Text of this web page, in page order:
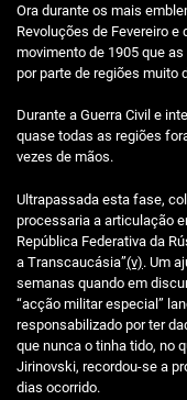
Ora durante os mais
Revoluções de Fevereiro e
movimento de 1905 que
por parte de regiões muito
Durante a Guerra Civil e
quase todas as regiões
vezes de mãos.
Ultrapassada esta fase,
processaria a articulação
República Federativa da
a Transcaucásia”(v). Um
semanas quando em
“acção militar especial”
responsabilizado por ter
que nunca o tinha tido, no
Jirinovski, recordou-se a
dias ocorrido.